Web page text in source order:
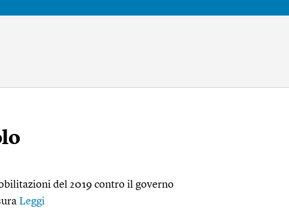
del 2019 contro il governo
Leggi